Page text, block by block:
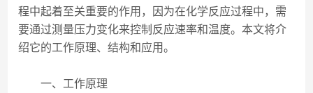
程中起着至关重要的作用，因为在化学反应过程中，需
要通过测量压力变化来控制反应速率和温度。本文将介
绍它的工作原理、结构和应用。
一、工作原理